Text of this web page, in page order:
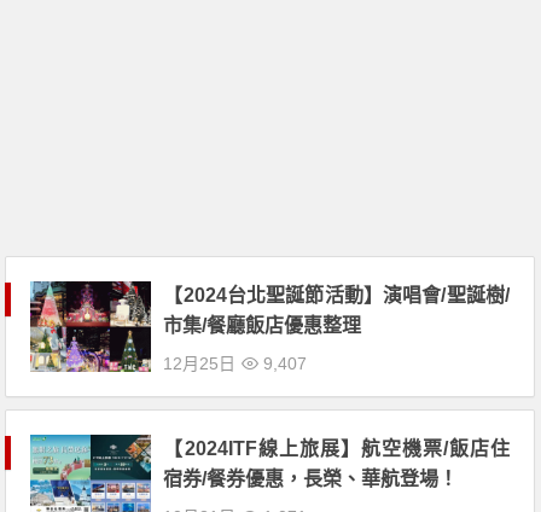
【2024台北聖誕節活動】演唱會/聖誕樹/
市集/餐廳飯店優惠整理
12月25日 9,407
【2024ITF線上旅展】航空機票/飯店住
宿券/餐券優惠，長榮、華航登場！